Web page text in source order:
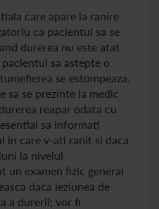
care apare la ranire
ca pacientul sa se
durerea nu este atat
sa astepte o
se estompeaza.
sa se prezinte la medic
reapar odata cu
sa informati
in care v-ati ranit si daca
la nivelul
un examen fizic general
daca leziunea de
a durerii; vor fi